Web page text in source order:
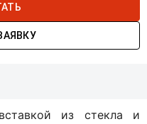
из стекла и